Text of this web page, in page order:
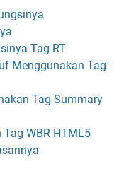
Tag RT
Menggunakan Tag
Tag Summary
WBR HTML5